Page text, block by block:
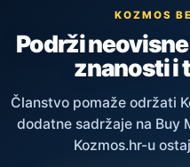
KOZMOS
Podrži
znanosti i
Članstvo pomaže održati
dodatne sadržaje na Buy
Kozmos.hr-u